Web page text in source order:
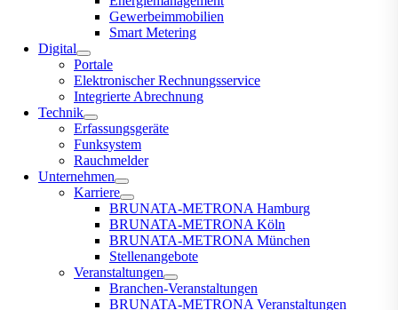
Gewerbeimmobilien
Smart Metering
Digital
Portale
Elektronischer Rechnungsservice
Integrierte Abrechnung
Technik
Erfassungsgeräte
Funksystem
Rauchmelder
Unternehmen
Karriere
BRUNATA-METRONA Hamburg
BRUNATA-METRONA Köln
BRUNATA-METRONA München
Stellenangebote
Veranstaltungen
Branchen-Veranstaltungen
BRUNATA-METRONA Veranstaltungen